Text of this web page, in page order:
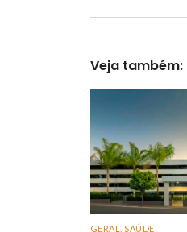
Veja também:
GERAL SAÚDE